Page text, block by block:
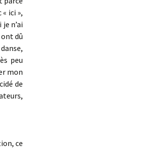
ici »,
n’ai
dû
peu
mon
de
ce